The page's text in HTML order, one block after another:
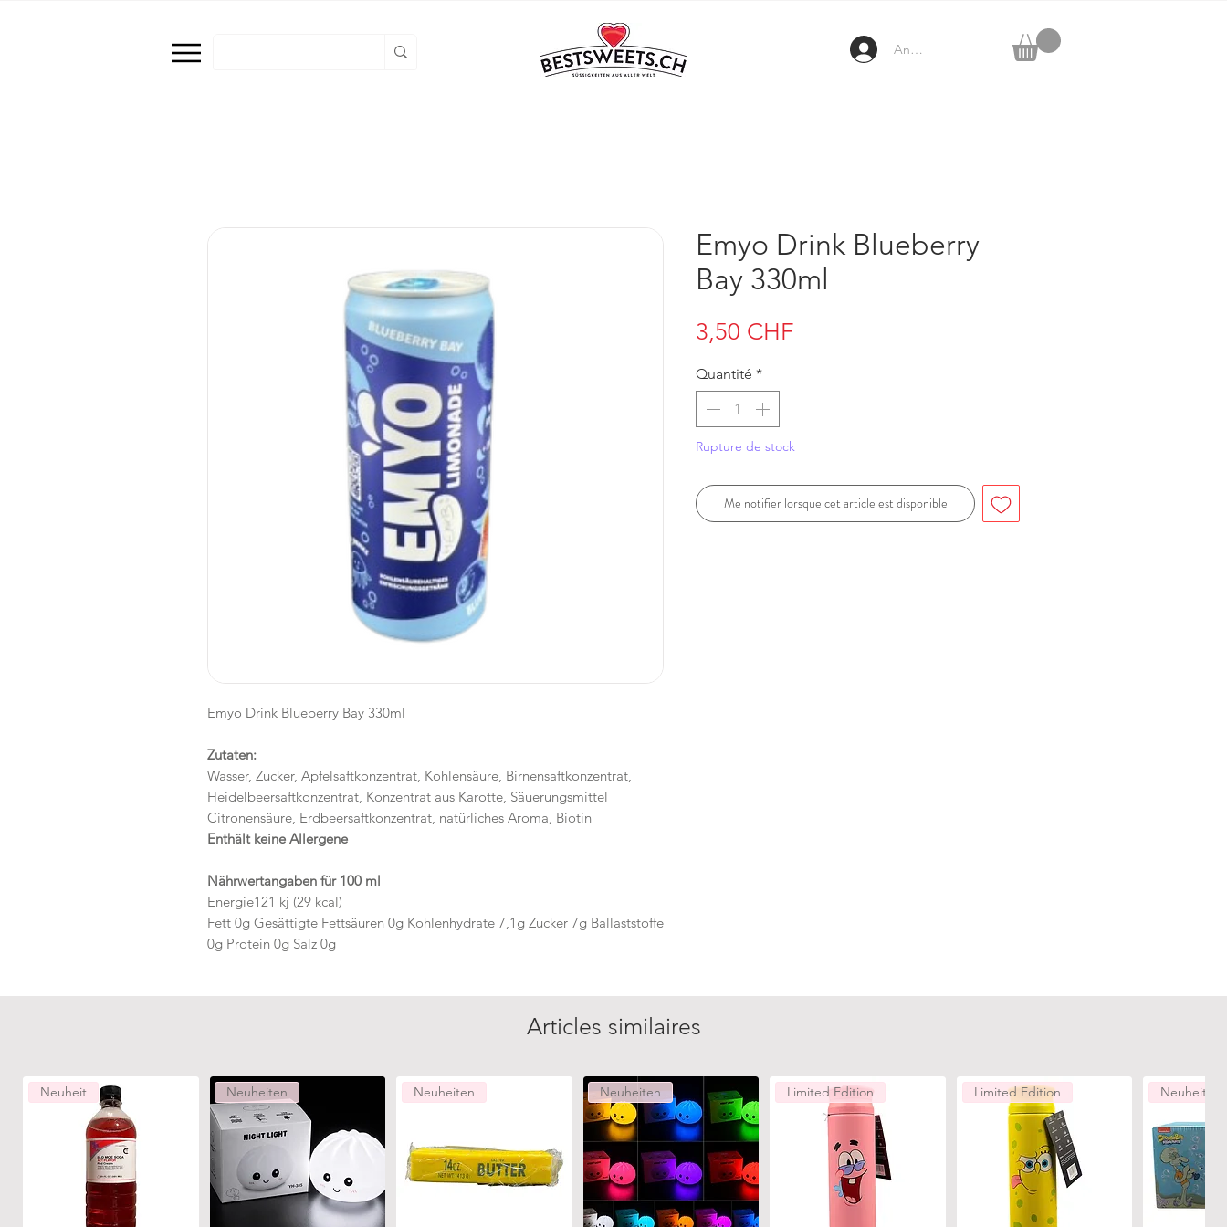
Anmelden
Emyo Drink Blueberry Bay 330ml
Zutaten:
Wasser, Zucker, Apfelsaftkonzentrat, Kohlensäure, Birnensaftkonzentrat,
Heidelbeersaftkonzentrat, Konzentrat aus Karotte, Säuerungsmittel
Citronensäure, Erdbeersaftkonzentrat, natürliches Aroma, Biotin
Enthält keine Allergene
Nährwertangaben für 100 ml
Energie121 kj (29 kcal)
Fett 0g Gesättigte Fettsäuren 0g Kohlenhydrate 7,1g Zucker 7g Ballaststoffe
0g Protein 0g Salz 0g
Emyo Drink Blueberry
Bay 330ml
3,50 CHFPrix
Quantité *
Rupture de stock
Me notifier lorsque cet article est disponible
Articles similaires
Neuheit Neuheiten Neuheiten Neuheiten Limited Edition Limited Edition Neuheiten